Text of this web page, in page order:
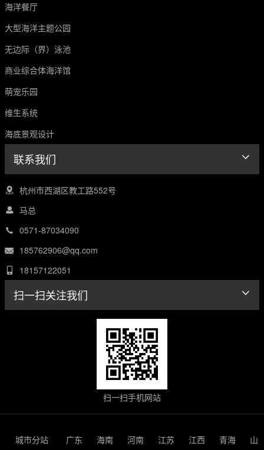
海洋餐厅
大型海洋主题公园
无边际（界）泳池
商业综合体海洋馆
萌宠乐园
维生系统
海底景观设计
联系我们
杭州市西湖区教工路552号
马总
0571-87034090
185762906@qq.com
18157122051
扫一扫关注我们
扫一扫手机网站
城市分站 广东 海南 河南 江苏 江西 青海 山